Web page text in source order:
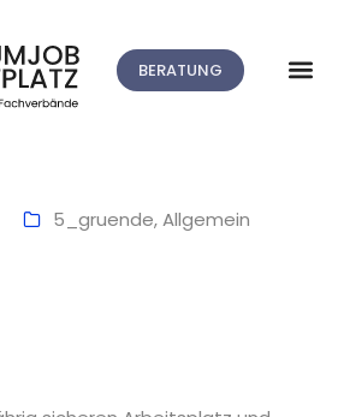
BERATUNG
5_gruende,Allgemein